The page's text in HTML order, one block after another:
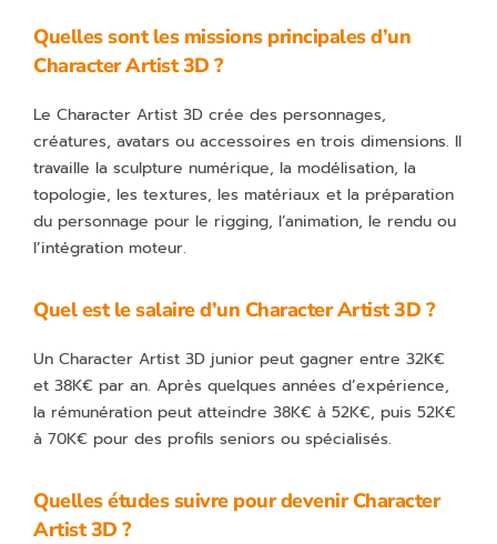
Quelles sont les missions principales d’un
Character Artist 3D ?
Le Character Artist 3D crée des personnages,
créatures, avatars ou accessoires en trois dimensions. Il
travaille la sculpture numérique, la modélisation, la
topologie, les textures, les matériaux et la préparation
du personnage pour le rigging, l’animation, le rendu ou
l’intégration moteur.
Quel est le salaire d’un Character Artist 3D ?
Un Character Artist 3D junior peut gagner entre 32K€
et 38K€ par an. Après quelques années d’expérience,
la rémunération peut atteindre 38K€ à 52K€, puis 52K€
à 70K€ pour des profils seniors ou spécialisés.
Quelles études suivre pour devenir Character
Artist 3D ?